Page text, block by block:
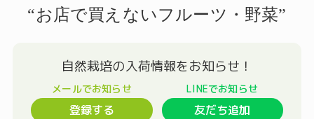
“お店で買えないフルーツ・野菜”
登録する 友だち追加